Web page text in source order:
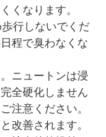
くなります。
行しないでくだ
程で臭わなくな
ニュートンは浸
全硬化しません
注意ください。
改善されます。